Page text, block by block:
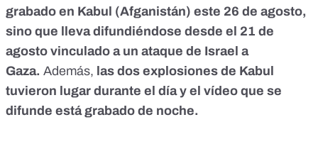
grabado en Kabul (Afganistán) este 26 de agosto,
sino que lleva difundiéndose desde el 21 de
agosto vinculado a un ataque de Israel a
Gaza. Además, las dos explosiones de Kabul
tuvieron lugar durante el día y el vídeo que se
difunde está grabado de noche.